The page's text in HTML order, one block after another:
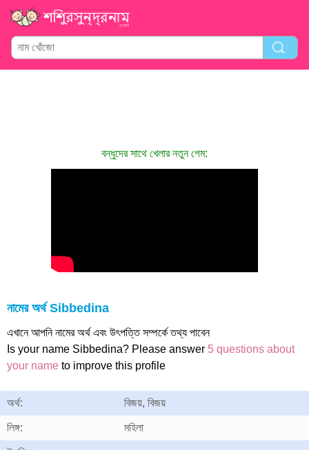
বন্ধুদের সাথে খেলার নতুন গেম:
নামের অর্থ Sibbedina
এখানে আপনি নামের অর্থ এবং উৎপত্তি সম্পর্কে তথ্য পাবেন
Is your name Sibbedina? Please answer 5 questions about
your name to improve this profile
অর্থ: বিজয়, বিজয়
লিঙ্গ: মহিলা